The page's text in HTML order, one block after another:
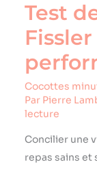
Test
Cocottes
Par Pierre
lecture
Concilier une
repas sains et